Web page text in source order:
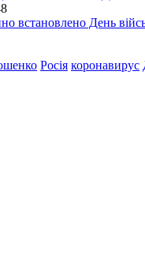
встановлено День
Росія коронавирус